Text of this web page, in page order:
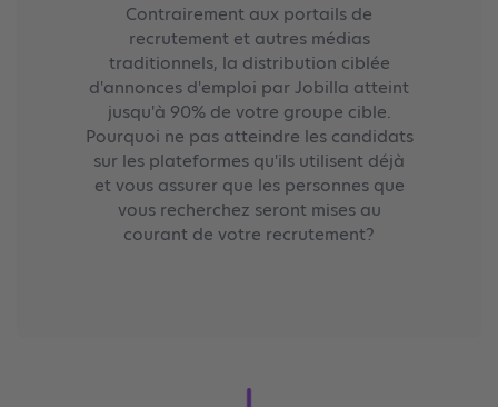
Contrairement aux portails de
recrutement et autres médias
traditionnels, la distribution ciblée
d'annonces d'emploi par Jobilla atteint
jusqu'à 90% de votre groupe cible.
Pourquoi ne pas atteindre les candidats
sur les plateformes qu'ils utilisent déjà
et vous assurer que les personnes que
vous recherchez seront mises au
courant de votre recrutement?